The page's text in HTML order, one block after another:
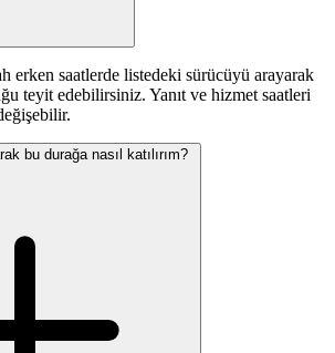
erken saatlerde listedeki sürücüyü arayarak
teyit edebilirsiniz. Yanıt ve hizmet saatleri
bu durağa nasıl katılırım?